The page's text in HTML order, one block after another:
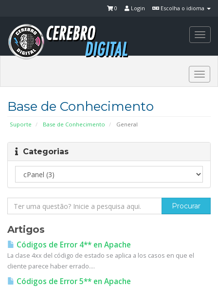
Escolha o idioma
Login
0
Base de Conhecimento
Suporte Base de Conhecimento General
Categorias
Artigos
Códigos de Error 4** en Apache
La clase 4xx del código de estado se aplica a los casos en que el
cliente parece haber errado....
Códigos de Error 5** en Apache